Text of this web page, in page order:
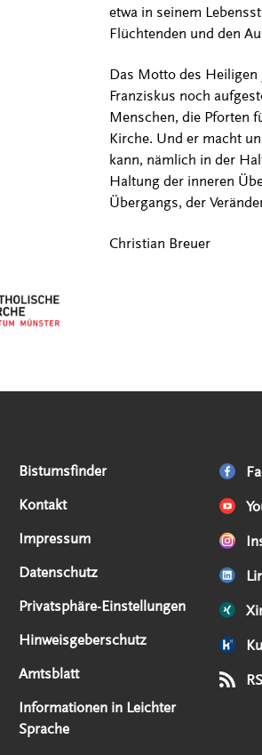
etwa in seinem
Flüchtenden und den
Das Motto des Heiligen
Franziskus noch
Menschen, die Pforten
Kirche. Und er macht
kann, nämlich in der
Haltung der inneren
Übergangs, der
Christian Breuer
Bistumsfinder
Kontakt
Impressum
Datenschutz
Privatsphäre-Einstellungen
Hinweisgeberschutz
Amtsblatt
Informationen in Leichter
Sprache
Angebote
Links